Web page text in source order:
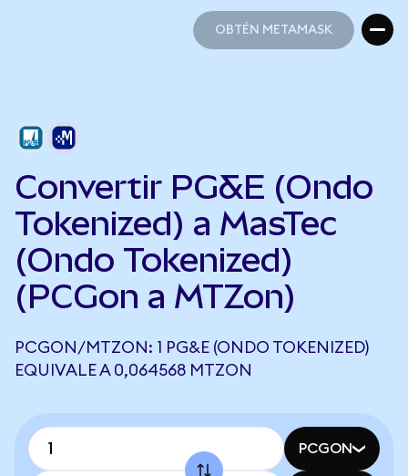
OBTÉN METAMASK
Convertir PG&E (Ondo
Tokenized) a MasTec
(Ondo Tokenized)
(PCGon a MTZon)
PCGON/MTZON: 1 PG&E (ONDO TOKENIZED)
EQUIVALE A 0,064568 MTZON
PCGON